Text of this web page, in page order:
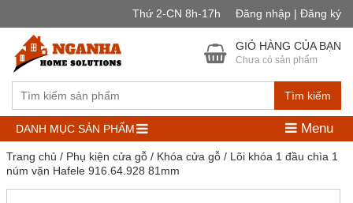
Thứ 2-CN 8h-17h Đăng nhập | Đăng ký
Tìm kiếm
GIỎ HÀNG CỦA BẠN
Chưa có sản phẩm
DANH MỤC SẢN PHẨM Menu
Trang chủ / Phụ kiện cửa gỗ/ Khóa cửa gỗ/ Lõi khóa 1 đầu chìa 1
núm vặn Hafele 916.64.928 81mm